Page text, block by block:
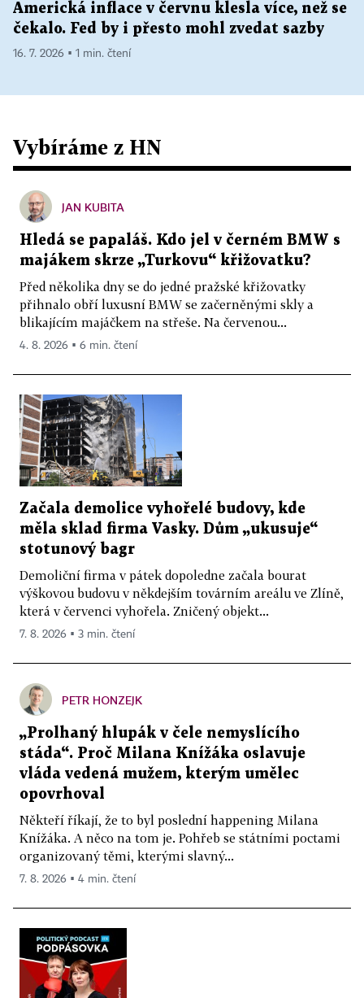
Americká inflace v červnu klesla více, než se
čekalo. Fed by i přesto mohl zvedat sazby
16. 7. 2026 ▪ 1 min. čtení
Vybíráme z HN
JAN KUBITA
Hledá se papaláš. Kdo jel v černém BMW s
majákem skrze „Turkovu“ křižovatku?
Před několika dny se do jedné pražské křižovatky
přihnalo obří luxusní BMW se začerněnými skly a
blikajícím majáčkem na střeše. Na červenou...
4. 8. 2026 ▪ 6 min. čtení
Začala demolice vyhořelé budovy, kde
měla sklad firma Vasky. Dům „ukusuje“
stotunový bagr
Demoliční firma v pátek dopoledne začala bourat
výškovou budovu v někdejším továrním areálu ve Zlíně,
která v červenci vyhořela. Zničený objekt...
7. 8. 2026 ▪ 3 min. čtení
PETR HONZEJK
„Prolhaný hlupák v čele nemyslícího
stáda“. Proč Milana Knížáka oslavuje
vláda vedená mužem, kterým umělec
opovrhoval
Někteří říkají, že to byl poslední happening Milana
Knížáka. A něco na tom je. Pohřeb se státními poctami
organizovaný těmi, kterými slavný...
7. 8. 2026 ▪ 4 min. čtení